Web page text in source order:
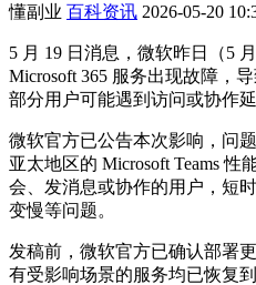
懂副业 百科资讯 2026-05-20
5 月 19 日消息，微软昨日（5
Microsoft 365 服务出现故障，
部分用户可能遇到访问或协作延
微软官方已公告本次影响，问
亚太地区的 Microsoft Teams 性
会、发消息或协作的用户，短
变慢等问题。
发稿前，微软官方已确认部署
有受影响场景的服务均已恢复到